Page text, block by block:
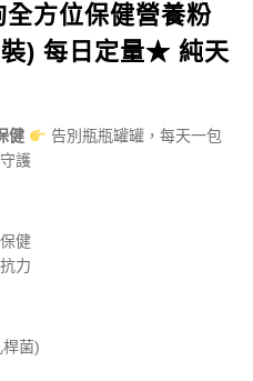
全方位保健營養粉
) 每日定量★ 純天
健
告別瓶瓶罐罐，每天一包
護
健
力
菌)